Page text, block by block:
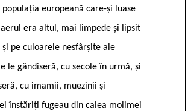
europeană care-și luase
era altul, mai limpede și lipsit
pe culoarele nesfârșite ale
le gândiseră, cu secole în urmă, și
cu imamii, muezinii și
înstăriți fugeau din calea molimei